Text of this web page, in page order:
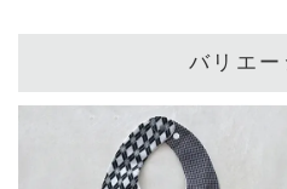
バリエー